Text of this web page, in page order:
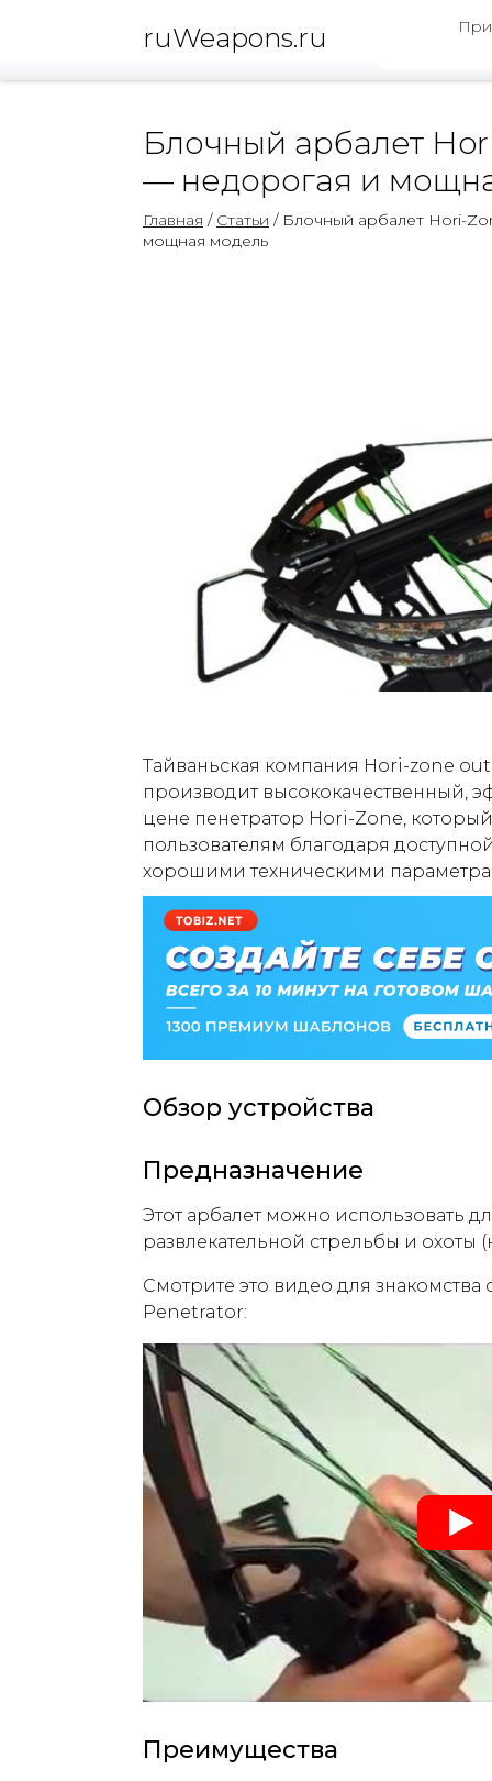
ruWeapons.ru
Блочный арбалет
— недорогая и
Главная / Статьи / Блочный арбалет Hori-
мощная модель
Тайваньская компания Hori-zone
производит высококачественный,
цене пенетратор Hori-Zone,
пользователям благодаря
хорошими техническими
Обзор устройства
Предназначение
Этот арбалет можно использовать
развлекательной стрельбы и
Смотрите это видео для
Penetrator:
Преимущества